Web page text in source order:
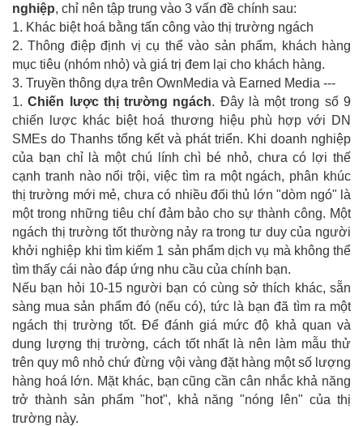
nghiệp, chỉ nên tập trung vào 3 vấn đề chính sau:
1. Khác biệt hoá bằng tấn công vào thị trường ngách
2. Thông điệp định vị cụ thể vào sản phẩm, khách hàng
mục tiêu (nhóm nhỏ) và giá trị đem lại cho khách hàng.
3. Truyền thông dựa trên OwnMedia và Earned Media ---
1.Chiến lược thị trường ngách. Đây là một trong số 9
chiến lược khác biệt hoá thương hiệu phù hợp với DN
SMEs do Thanhs tổng kết và phát triển. Khi doanh nghiệp
của bạn chỉ là một chú lính chì bé nhỏ, chưa có lợi thế
cạnh tranh nào nổi trội, việc tìm ra một ngách, phân khúc
thị trường mới mẻ, chưa có nhiều đối thủ lớn "dòm ngó" là
một trong những tiêu chí đảm bảo cho sự thành công. Một
ngách thị trường tốt thường nảy ra trong tư duy của người
khởi nghiệp khi tìm kiếm 1 sản phẩm dịch vụ mà không thể
tìm thấy cái nào đáp ứng nhu cầu của chính bạn.
Nếu bạn hỏi 10-15 người bạn có cùng sở thích khác, sẵn
sàng mua sản phẩm đó (nếu có), tức là bạn đã tìm ra một
ngách thị trường tốt. Để đánh giá mức độ khả quan và
dung lượng thị trường, cách tốt nhất là nên làm mẫu thử
trên quy mô nhỏ chứ đừng vội vàng đặt hàng một số lượng
hàng hoá lớn. Mặt khác, bạn cũng cần cân nhắc khả năng
trở thành sản phẩm "hot", khả năng "nóng lên" của thị
trường này.